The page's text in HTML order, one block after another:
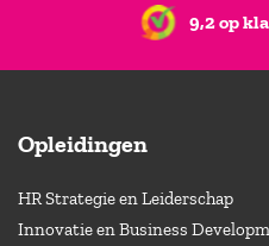
9,2 op
Opleidingen
HR Strategie en Leiderschap
Innovatie en Business